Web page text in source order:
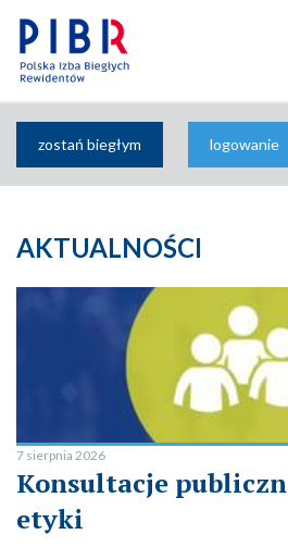
zostań biegłym logowanie
AKTUALNOŚCI
7 sierpnia 2026
Konsultacje
etyki